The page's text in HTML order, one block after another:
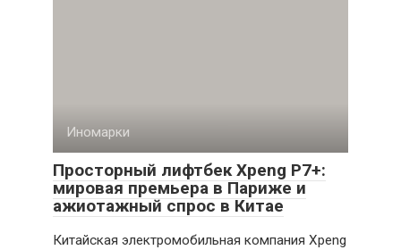
Иномарки
Просторный лифтбек Xpeng P7+:
мировая премьера в Париже и
ажиотажный спрос в Китае
Китайская электромобильная компания Xpeng